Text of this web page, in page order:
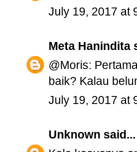
July 19, 2017 at
Meta Hanindita
@Moris:
baik? Kalau
July 19, 2017 at
Unknown said...